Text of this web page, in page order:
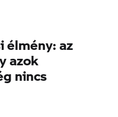
élmény: az
azok
nincs